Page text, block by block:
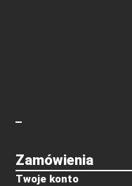
Zamówienia
Twoje konto